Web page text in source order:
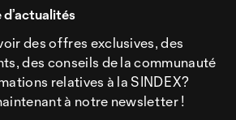
des offres exclusives, des
des conseils de la communauté
relatives à la SINDEX?
à notre newsletter !